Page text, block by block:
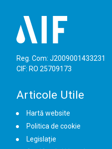
Reg. Com: J2009001433231
CIF: RO 25709173
Articole Utile
Hartă website
Politica de cookie
Legislație